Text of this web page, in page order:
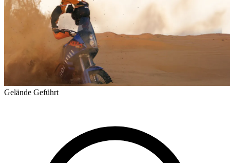
Gelände Geführt